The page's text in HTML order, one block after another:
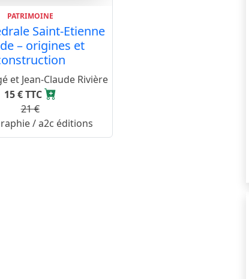
PATRIMOINE
Saint-Etienne
– origines et
et Jean-Claude Rivière
15 € TTC
21 €
/ a2c éditions